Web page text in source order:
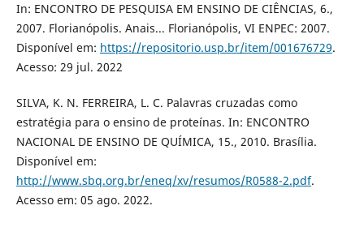
In: ENCONTRO DE PESQUISA EM ENSINO DE CIÊNCIAS, 6.,
2007. Florianópolis. Anais... Florianópolis, VI ENPEC: 2007.
Disponível em: https://repositorio.usp.br/item/001676729.
Acesso: 29 jul. 2022
SILVA, K. N. FERREIRA, L. C. Palavras cruzadas como
estratégia para o ensino de proteínas. In: ENCONTRO
NACIONAL DE ENSINO DE QUÍMICA, 15., 2010. Brasília.
Disponível em:
http://www.sbq.org.br/eneq/xv/resumos/R0588-2.pdf.
Acesso em: 05 ago. 2022.